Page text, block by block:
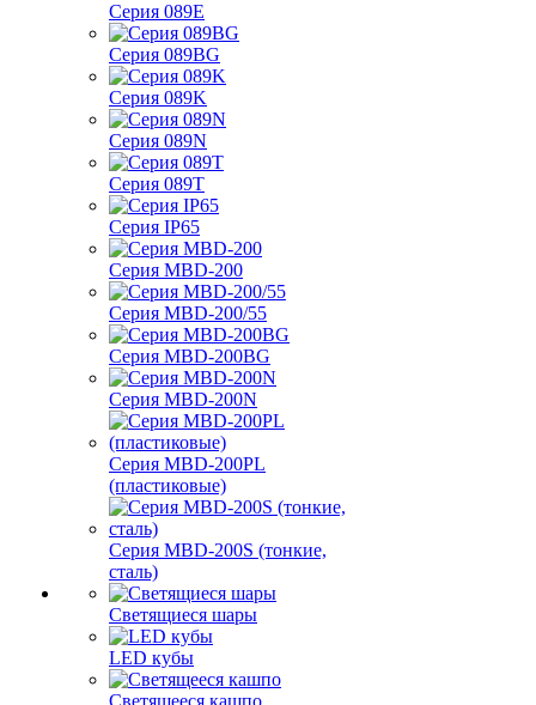
Серия 089E
Серия 089BG
Серия 089K
Серия 089N
Серия 089T
Серия IP65
Серия MBD-200
Серия MBD-200/55
Серия MBD-200BG
Серия MBD-200N
Серия MBD-200PL
(пластиковые)
Серия MBD-200S (тонкие,
сталь)
Светящиеся шары
LED кубы
Светящееся кашпо